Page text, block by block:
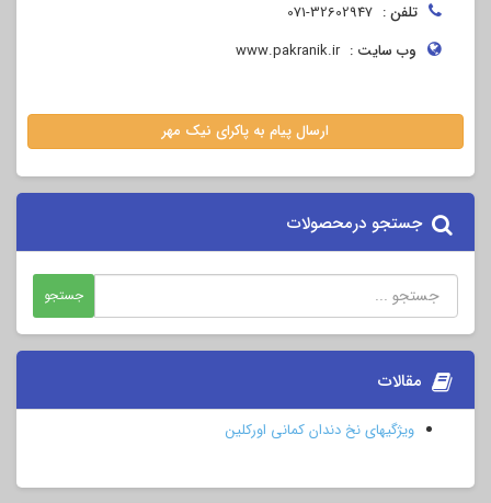
تلفن : 071-32602947
وب سایت : www.pakranik.ir
ارسال پیام به پاکرای نیک مهر
جستجو درمحصولات
مقالات
ویژگیهای نخ دندان کمانی اورکلین